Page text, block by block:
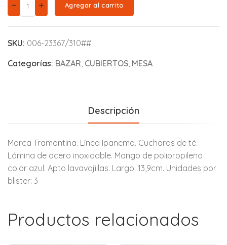
Agregar al carrito
SKU: 006-23367/310##
Categorías: BAZAR CUBIERTOS MESA
Descripción
Marca Tramontina. Línea Ipanema. Cucharas de té.
Lámina de acero inoxidable. Mango de polipropileno
color azul. Apto lavavajillas. Largo: 13,9cm. Unidades por
blister: 3
Productos relacionados